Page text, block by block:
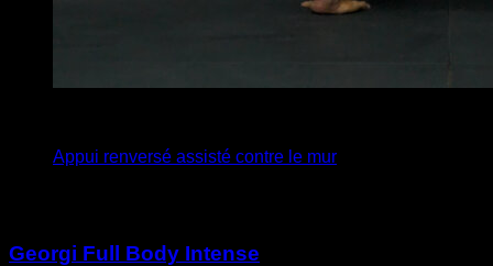
Appui renversé assisté contre le mur
Georgi Full Body Intense